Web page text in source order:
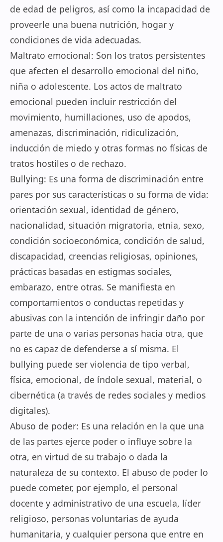
de edad de peligros, así como la incapacidad de
proveerle una buena nutrición, hogar y
condiciones de vida adecuadas.
Maltrato emocional: Son los tratos persistentes
que afecten el desarrollo emocional del niño,
niña o adolescente. Los actos de maltrato
emocional pueden incluir restricción del
movimiento, humillaciones, uso de apodos,
amenazas, discriminación, ridiculización,
inducción de miedo y otras formas no físicas de
tratos hostiles o de rechazo.
Bullying: Es una forma de discriminación entre
pares por sus características o su forma de vida:
orientación sexual, identidad de género,
nacionalidad, situación migratoria, etnia, sexo,
condición socioeconómica, condición de salud,
discapacidad, creencias religiosas, opiniones,
prácticas basadas en estigmas sociales,
embarazo, entre otras. Se manifiesta en
comportamientos o conductas repetidas y
abusivas con la intención de infringir daño por
parte de una o varias personas hacia otra, que
no es capaz de defenderse a sí misma. El
bullying puede ser violencia de tipo verbal,
física, emocional, de índole sexual, material, o
cibernética (a través de redes sociales y medios
digitales).
Abuso de poder: Es una relación en la que una
de las partes ejerce poder o influye sobre la
otra, en virtud de su trabajo o dada la
naturaleza de su contexto. El abuso de poder lo
puede cometer, por ejemplo, el personal
docente y administrativo de una escuela, líder
religioso, personas voluntarias de ayuda
humanitaria, y cualquier persona que entre en